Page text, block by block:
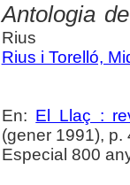
Antologia
Rius
Rius i Torelló,
En: El Llaç :
(gener 1991), p.
Especial 800